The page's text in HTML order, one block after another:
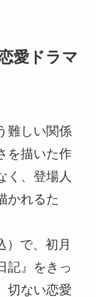
愛ドラマ
難しい関係
を描いた作
く、登場人
かれるた
）で、初月
記』をきっ
切ない恋愛